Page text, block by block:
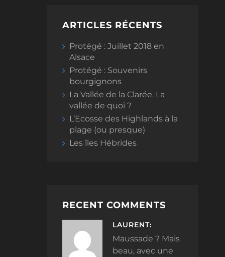
ARTICLES RÉCENTS
Protégé : Juillet 2018 en
Alsace
Protégé : Souvenirs
bourgignons
La Vallée de la Clarée. La
vallée de quoi ?
L’Ecosse des Highlands à la
plage (ou presque)
Les îles Hébrides
RECENT COMMENTS
LAURENT:
Maussade ? Mais
beau, avec une